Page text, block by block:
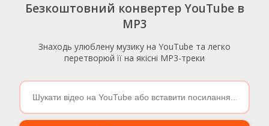
Безкоштовний конвертер YouTube в
MP3
Знаходь улюблену музику на YouTube та легко
перетворюй її на якісні MP3-треки